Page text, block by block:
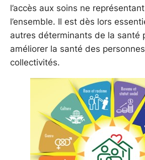
l’accès aux soins ne
l’ensemble. Il est dès lors
autres déterminants de la santé
améliorer la santé des
collectivités.